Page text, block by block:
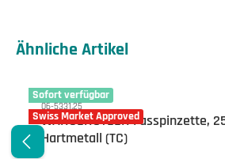
Produktgalerie überspringen
Ähnliche Artikel
Sofort verfügbar
Swiss Market Approved
06-5331.25
WANGENSTEEN Fasspinzette,
Hartmetall (TC)